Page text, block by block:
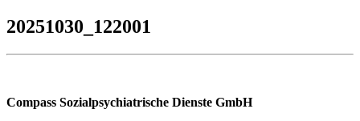
20251030_122001
Compass Sozialpsychiatrische Dienste GmbH